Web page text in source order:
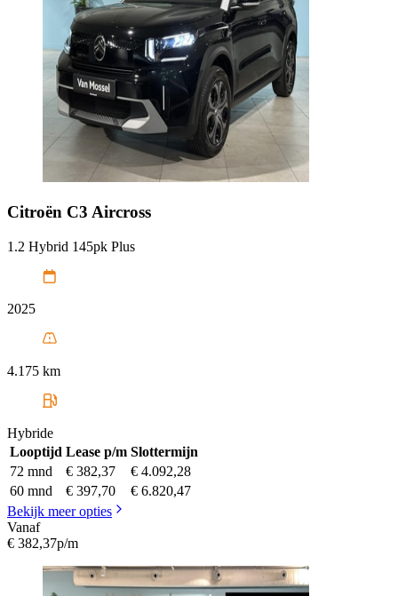
Citroën C3 Aircross
1.2 Hybrid 145pk Plus
2025
4.175 km
Hybride
Looptijd Lease p/m Slottermijn
72 mnd
€ 382,37
€ 4.092,28
60 mnd
€ 397,70
€ 6.820,47
Bekijk meer opties
Vanaf
€ 382,37p/m